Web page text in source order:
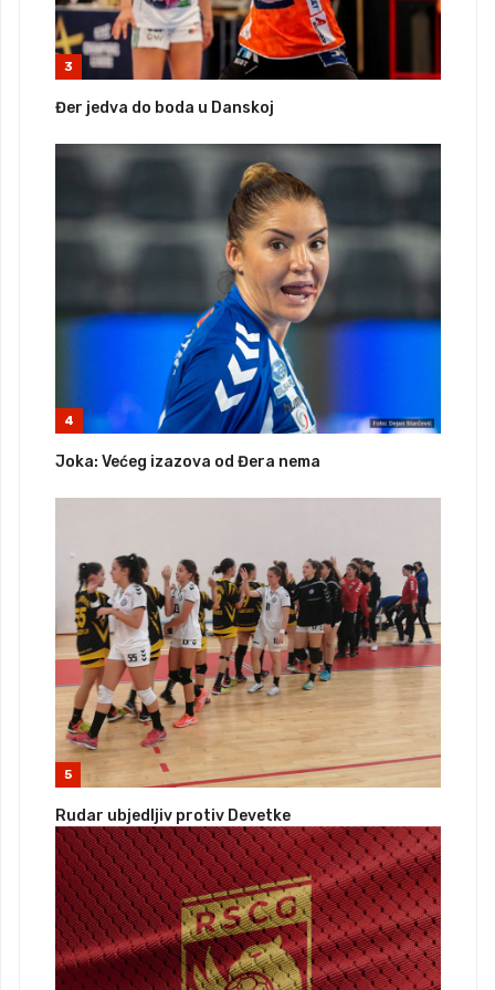
3
Đer jedva do boda u Danskoj
4
Joka: Većeg izazova od Đera nema
5
Rudar ubjedljiv protiv Devetke